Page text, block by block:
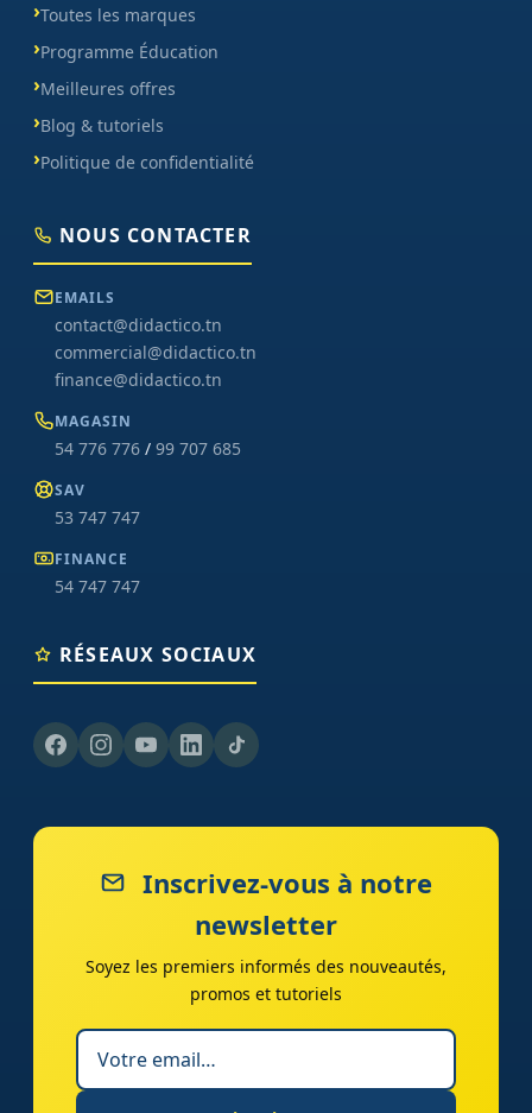
Toutes les marques
Programme Éducation
Meilleures offres
Blog & tutoriels
Politique de confidentialité
NOUS CONTACTER
EMAILS
contact@didactico.tn
commercial@didactico.tn
finance@didactico.tn
MAGASIN
54 776 776 / 99 707 685
SAV
53 747 747
FINANCE
54 747 747
RÉSEAUX SOCIAUX
Inscrivez-vous à notre
newsletter
Soyez les premiers informés des nouveautés,
promos et tutoriels